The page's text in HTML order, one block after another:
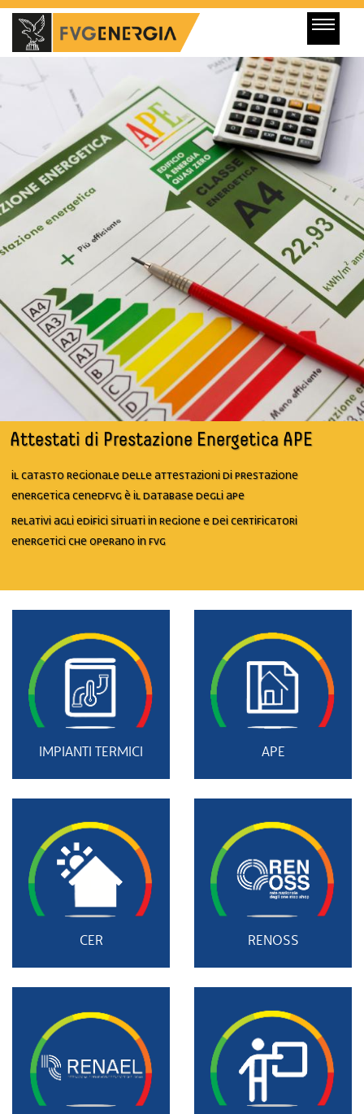
Attestati di Prestazione Energetica APE
Il Catasto regionale delle attestazioni di prestazione
energetica CENEDfvg è il database degli APE
relativi agli edifici situati in Regione e dei certificatori
energetici che operano in FVG
IMPIANTI TERMICI APE
CER RENOSS